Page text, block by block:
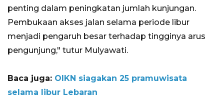
penting dalam peningkatan jumlah kunjungan.
Pembukaan akses jalan selama periode libur
menjadi pengaruh besar terhadap tingginya arus
pengunjung," tutur Mulyawati.
Baca juga: OIKN siagakan 25 pramuwisata
selama libur Lebaran